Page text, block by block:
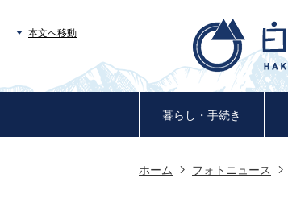
本文へ移動
暮らし・手続き
ホーム フォトニュース